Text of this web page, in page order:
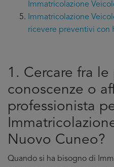
Immatricolazione
Immatricolazione
ricevere preventivi con
1. Cercare fra le
conoscenze o
professionista
Nuovo Cuneo?
Quando si ha bisogno di